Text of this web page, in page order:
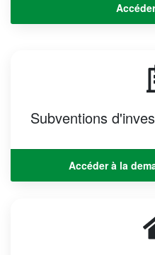
Subventions
Accéder à la